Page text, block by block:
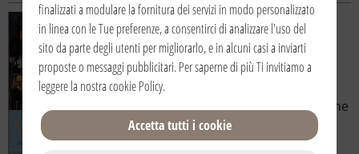
19/04/2019 | 20:30 | Italia / Italy |
Ancona
Monte Conero
Via Crucis
La comunità di CL di Ancona propone
due gesti per la Settimana Santa:
Giovedì 18 aprile, alle ore 21.30, la
finalizzati a modulare la fornitura dei servizi in modo personalizzato
in linea con le Tue preferenze, a consentirci di analizzare l'uso del
sito da parte degli utenti per migliorarlo, e in alcuni casi a inviarti
proposte o messaggi pubblicitari. Per saperne di più Ti invitiamo a
leggere la nostracookie Policy.
Accetta tutti i cookie